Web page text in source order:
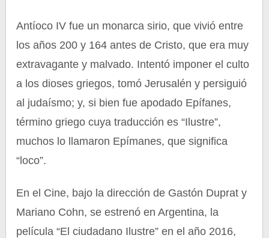
Antíoco IV fue un monarca sirio, que vivió entre
los años 200 y 164 antes de Cristo, que era muy
extravagante y malvado. Intentó imponer el culto
a los dioses griegos, tomó Jerusalén y persiguió
al judaísmo; y, si bien fue apodado Epífanes,
término griego cuya traducción es “Ilustre”,
muchos lo llamaron Epímanes, que significa
“loco”.
En el Cine, bajo la dirección de Gastón Duprat y
Mariano Cohn, se estrenó en Argentina, la
película “El ciudadano Ilustre” en el año 2016,